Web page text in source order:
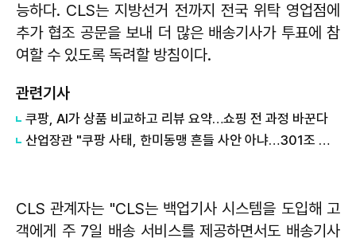
능하다. CLS는 지방선거 전까지 전국 위탁 영업점에
추가 협조 공문을 보내 더 많은 배송기사가 투표에 참
여할 수 있도록 독려할 방침이다.
관련기사
쿠팡, AI가 상품 비교하고 리뷰 요약…쇼핑 전 과정 바꾼다
산업장관 "쿠팡 사태, 한미동맹 흔들 사안 아냐…301조 관세 15% 넘지 않도록 협의"
CLS 관계자는 "CLS는 백업기사 시스템을 도입해 고
객에게 주 7일 배송 서비스를 제공하면서도 배송기사